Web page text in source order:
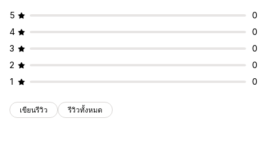
5
0
4
0
3
0
2
0
1
0
เขียนรีวิว รีวิวทั้งหมด